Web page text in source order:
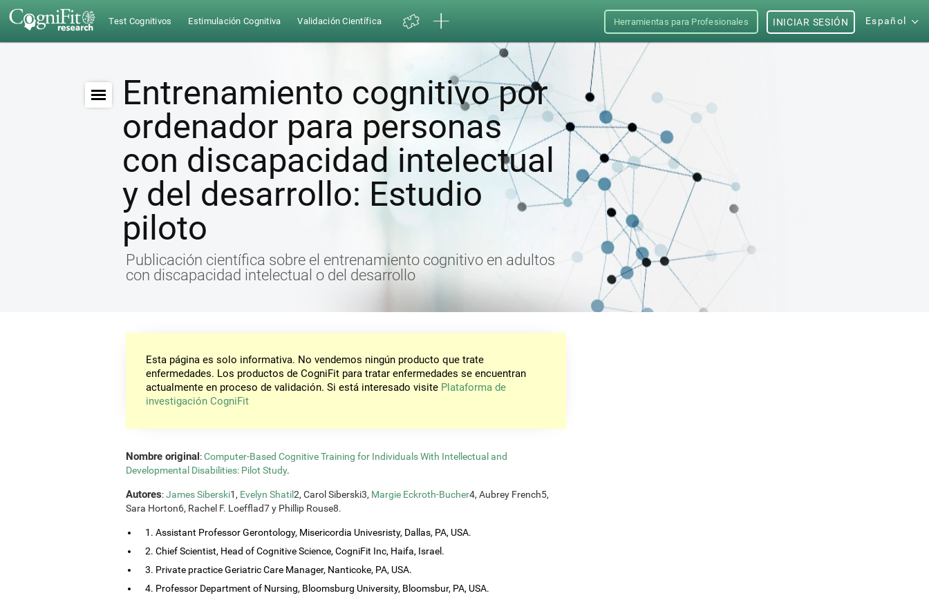
Test Cognitivos Estimulación Cognitiva Validación Científica Herramientas para Profesionales Español
INICIAR SESIÓN
Entrenamiento cognitivo por
ordenador para personas
con discapacidad intelectual
y del desarrollo: Estudio
piloto
Publicación científica sobre el entrenamiento cognitivo en adultos
con discapacidad intelectual o del desarrollo
Esta página es solo informativa. No vendemos ningún producto que trate
enfermedades. Los productos de CogniFit para tratar enfermedades se encuentran
actualmente en proceso de validación. Si está interesado visite Plataforma de
investigación CogniFit
Nombre original:Computer-Based Cognitive Training for Individuals With Intellectual and
Developmental Disabilities: Pilot Study.
Autores:James Siberski1, Evelyn Shatil2, Carol Siberski3, Margie Eckroth-Bucher4, Aubrey French5,
Sara Horton6, Rachel F. Loefflad7 y Phillip Rouse8.
1. Assistant Professor Gerontology, Misericordia Univesristy, Dallas, PA, USA.
2. Chief Scientist, Head of Cognitive Science, CogniFit Inc, Haifa, Israel.
3. Private practice Geriatric Care Manager, Nanticoke, PA, USA.
4. Professor Department of Nursing, Bloomsburg University, Bloomsbur, PA, USA.